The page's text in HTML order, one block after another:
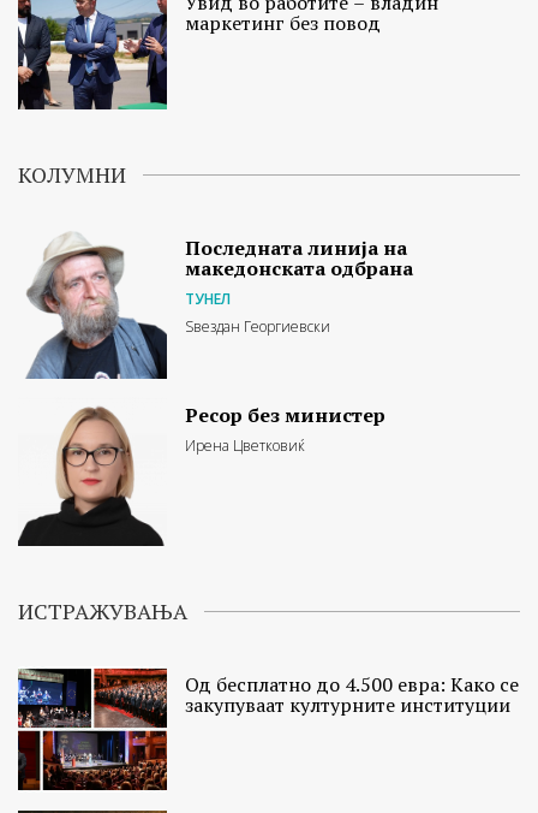
маркетинг без повод
КОЛУМНИ
Последната линија на
македонската одбрана
ТУНЕЛ
Ѕвездан Георгиевски
Ресор без министер
Ирена Цветковиќ
ИСТРАЖУВАЊА
Од бесплатно до 4.500 евра: Како се
закупуваат културните институции